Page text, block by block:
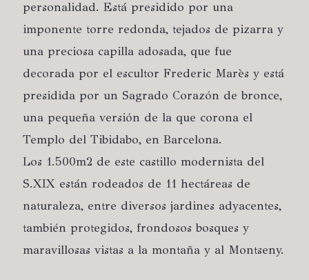
personalidad. Está presidido por una
imponente torre redonda, tejados de pizarra y
una preciosa capilla adosada, que fue
decorada por el escultor Frederic Marès y está
presidida por un Sagrado Corazón de bronce,
una pequeña versión de la que corona el
Templo del Tibidabo, en Barcelona.
Los 1.500m2 de este castillo modernista del
S.XIX están rodeados de 11 hectáreas de
naturaleza, entre diversos jardines adyacentes,
también protegidos, frondosos bosques y
maravillosas vistas a la montaña y al Montseny.